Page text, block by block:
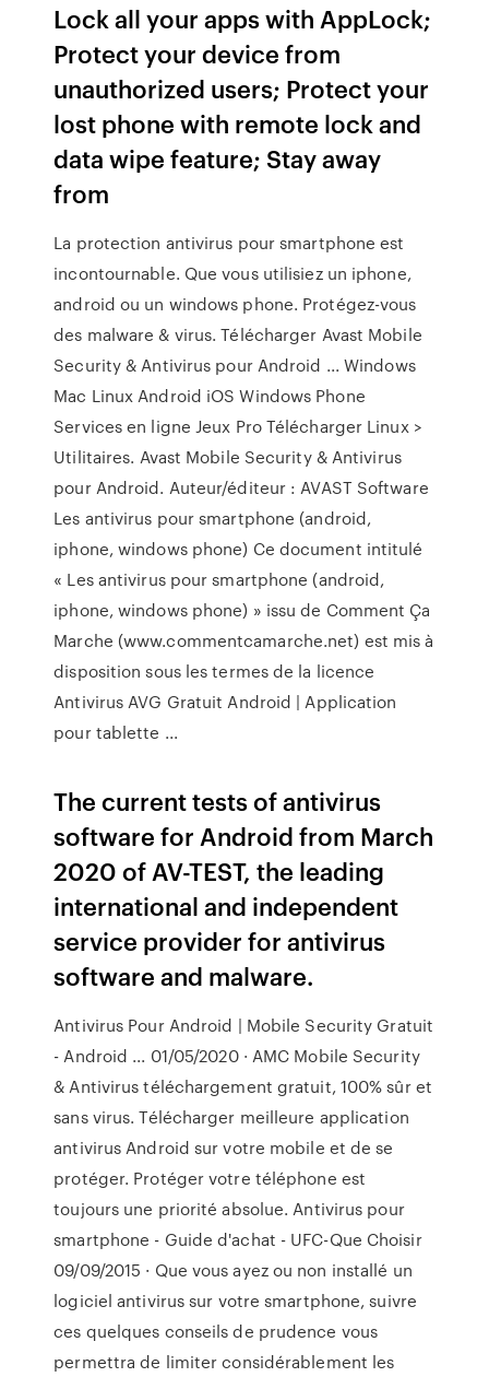
Lock all your apps with AppLock;
Protect your device from
unauthorized users; Protect your
lost phone with remote lock and
data wipe feature; Stay away
from
La protection antivirus pour smartphone est
incontournable. Que vous utilisiez un iphone,
android ou un windows phone. Protégez-vous
des malware & virus. Télécharger Avast Mobile
Security & Antivirus pour Android ... Windows
Mac Linux Android iOS Windows Phone
Services en ligne Jeux Pro Télécharger Linux >
Utilitaires. Avast Mobile Security & Antivirus
pour Android. Auteur/éditeur : AVAST Software
Les antivirus pour smartphone (android,
iphone, windows phone) Ce document intitulé
« Les antivirus pour smartphone (android,
iphone, windows phone) » issu de Comment Ça
Marche (www.commentcamarche.net) est mis à
disposition sous les termes de la licence
Antivirus AVG Gratuit Android | Application
pour tablette ...
The current tests of antivirus
software for Android from March
2020 of AV-TEST, the leading
international and independent
service provider for antivirus
software and malware.
Antivirus Pour Android | Mobile Security Gratuit
- Android ... 01/05/2020 · AMC Mobile Security
& Antivirus téléchargement gratuit, 100% sûr et
sans virus. Télécharger meilleure application
antivirus Android sur votre mobile et de se
protéger. Protéger votre téléphone est
toujours une priorité absolue. Antivirus pour
smartphone - Guide d'achat - UFC-Que Choisir
09/09/2015 · Que vous ayez ou non installé un
logiciel antivirus sur votre smartphone, suivre
ces quelques conseils de prudence vous
permettra de limiter considérablement les